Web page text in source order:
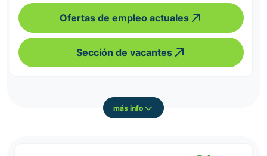
Ofertas de empleo actuales
Sección de vacantes
más info